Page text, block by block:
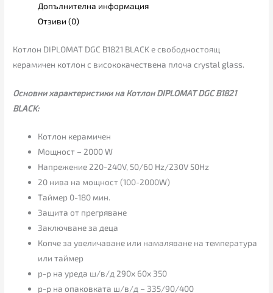
Допълнителна информация
Отзиви (0)
Котлон DIPLOMAT DGC B1821 BLACK е свободностоящ
керамичен котлон с висококачествена плоча crystal glass.
Основни характеристики на Котлон DIPLOMAT DGC B1821
BLACK:
Котлон керамичен
Мощност – 2000 W
Напрежение 220-240V, 50/60 Hz/230V 50Hz
20 нива на мощност (100-2000W)
Таймер 0-180 мин.
Защита от прегряване
Заключване за деца
Копче за увеличаване или намаляване на температура
или таймер
р-р на уреда ш/в/д 290x 60x 350
р-р на опаковката ш/в/д – 335/90/400